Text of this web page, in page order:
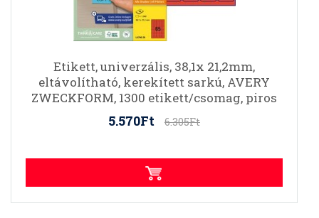
Etikett, univerzális, 38,1x 21,2mm,
eltávolítható, kerekített sarkú, AVERY
ZWECKFORM, 1300 etikett/csomag, piros
5.570Ft 6.305Ft